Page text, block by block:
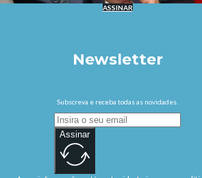
ASSINAR
Newsletter
Subscreva e receba todas as novidades.
Assinar